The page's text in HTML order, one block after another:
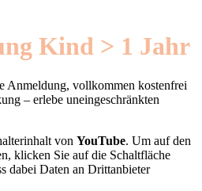
Kind > 1 Jahr
Anmeldung, vollkommen kostenfrei
– erlebe uneingeschränkten
von YouTube. Um auf den
klicken Sie auf die Schaltfläche
dabei Daten an Drittanbieter